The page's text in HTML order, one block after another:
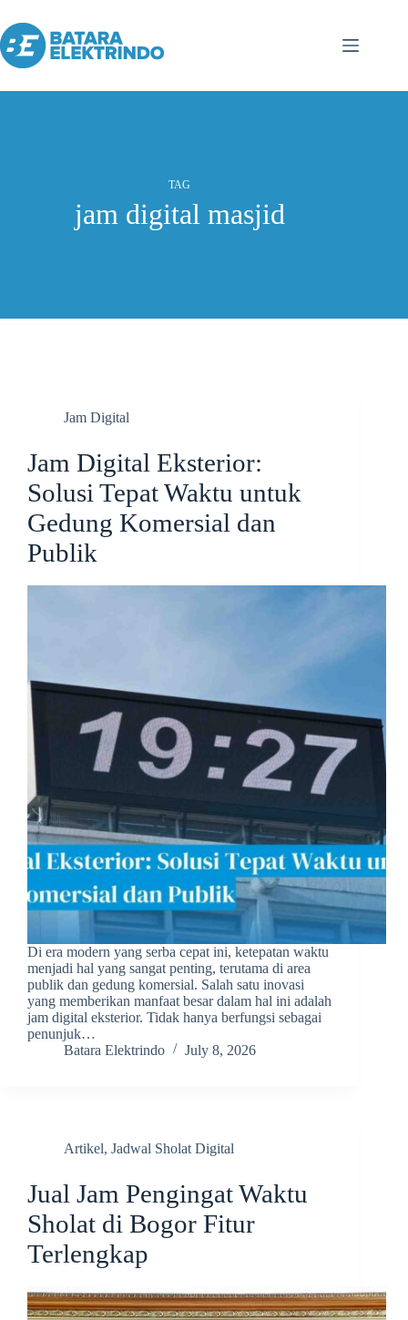
TAG
jam digital masjid
Jam Digital
Jam Digital Eksterior:
Solusi Tepat Waktu untuk
Gedung Komersial dan
Publik
Di era modern yang serba cepat ini, ketepatan waktu
menjadi hal yang sangat penting, terutama di area
publik dan gedung komersial. Salah satu inovasi
yang memberikan manfaat besar dalam hal ini adalah
jam digital eksterior. Tidak hanya berfungsi sebagai
penunjuk…
Batara Elektrindo
July 8, 2026
Artikel, Jadwal Sholat Digital
Jual Jam Pengingat Waktu
Sholat di Bogor Fitur
Terlengkap